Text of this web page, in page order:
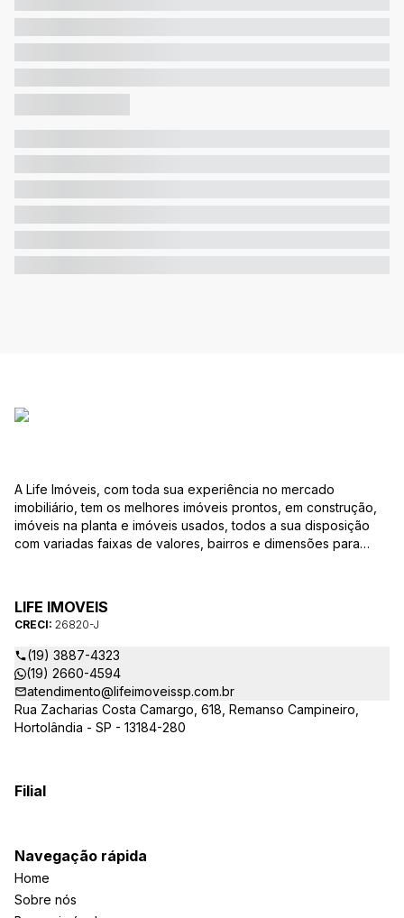
A Life Imóveis, com toda sua experiência no mercado
imobiliário, tem os melhores imóveis prontos, em construção,
imóveis na planta e imóveis usados, todos a sua disposição
com variadas faixas de valores, bairros e dimensões para
as suas dúvidas sobre casas, apartamentos, terrenos, salas
comerciais e outros produtos imobiliários.
LIFE IMOVEIS
CRECI: 26820-J
(19) 3887-4323
(19) 2660-4594
atendimento@lifeimoveissp.com.br
Rua Zacharias Costa Camargo, 618, Remanso Campineiro,
Hortolândia - SP - 13184-280
Filial
Navegação rápida
Home
Sobre nós